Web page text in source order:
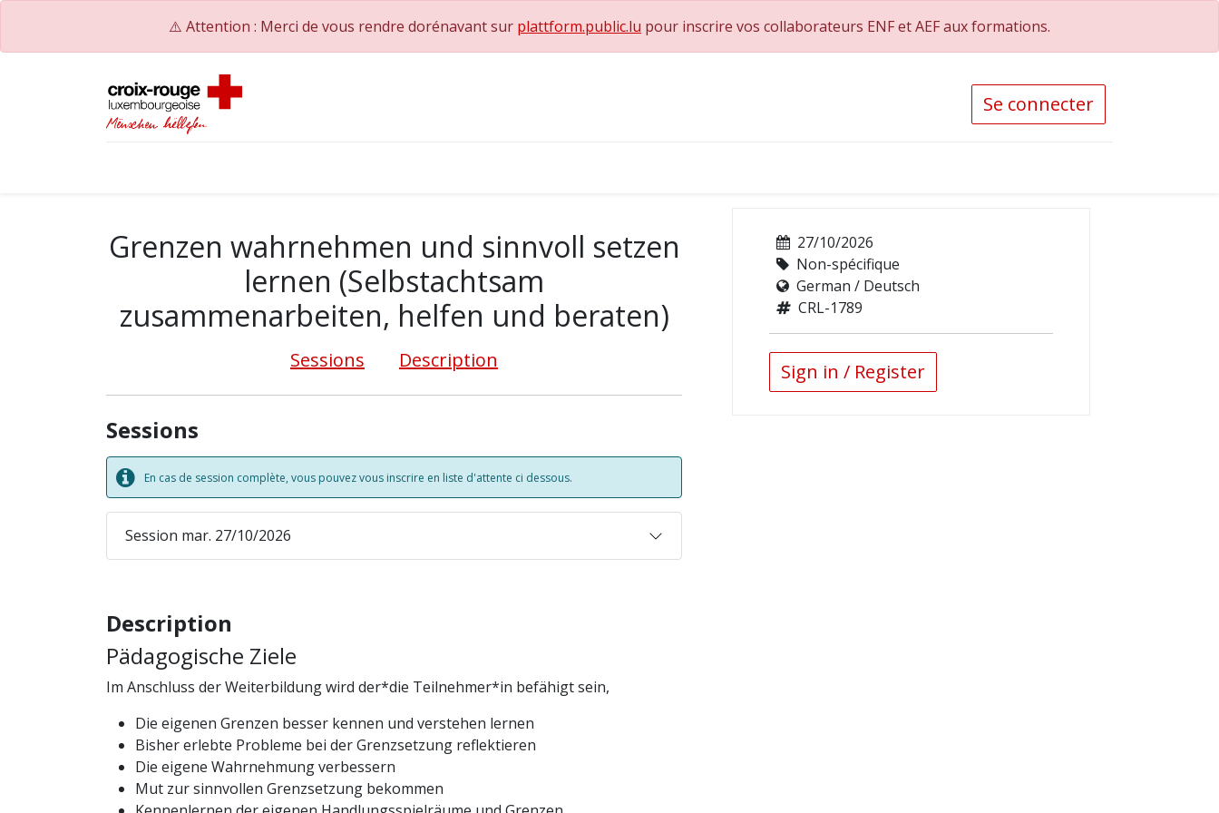
⚠️ Attention : Merci de vous rendre dorénavant sur plattform.public.lu pour inscrire vos collaborateurs ENF et AEF aux formations.
Se connecter
Grenzen wahrnehmen und sinnvoll setzen
lernen (Selbstachtsam
zusammenarbeiten, helfen und beraten)
Sessions Description
Sessions
En cas de session complète, vous pouvez vous inscrire en liste d'attente ci dessous.
Session mar. 27/10/2026
Description
Pädagogische Ziele
Im Anschluss der Weiterbildung wird der*die Teilnehmer*in befähigt sein,
Die eigenen Grenzen besser kennen und verstehen lernen
Bisher erlebte Probleme bei der Grenzsetzung reflektieren
Die eigene Wahrnehmung verbessern
Mut zur sinnvollen Grenzsetzung bekommen
27/10/2026
Non-spécifique
German / Deutsch
CRL-1789
Sign in / Register